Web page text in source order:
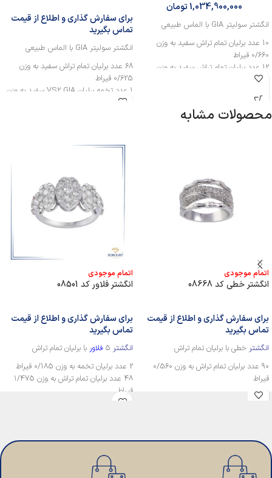
1,034,900,000تومان
انگشتر سولیتر GIA با الماس طبیعی
10 عدد برلیان تمام تراش سفید به وزن
0/660 قیراط
12 عدد برلیان تمام تراش سفید به وزن
0/300 قیراط
0/700 قیراط
برای سفارش گذاری و اطلاع از قیمت
تماس بگیرید
انگشتر سولیتر GIA با الماس طبیعی
68 عدد برلیان تمام تراش سفید به وزن
0/625 قیراط
1 عدد تخمه برلیان VS2 GIA سفید به وزن
0/800 قیراط
محصولات مشابه
اتمام موجودی
انگشتر خطی کد 08668
برای سفارش گذاری و اطلاع از قیمت
تماس بگیرید
انگشتر خطی با برلیان تمام تراش
۹۰ عدد برلیان تمام تراش به وزن ۰/56۰
قیراط
اتمام موجودی
انگشتر فلاور کد 08501
برای سفارش گذاری و اطلاع از قیمت
تماس بگیرید
انگشتر فلاور با برلیان تمام تراش
2 عدد برلیان تخمه به وزن ۰/185 قیراط
۴۸ عدد برلیان تمام تراش به وزن ۱/475
قیراط